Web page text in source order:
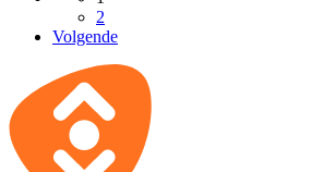
2
Volgende